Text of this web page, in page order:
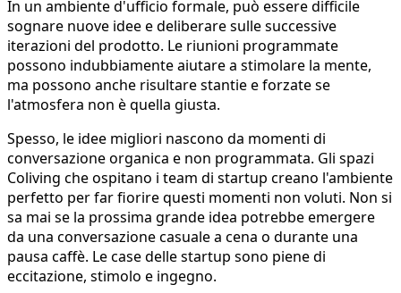
In un ambiente d'ufficio formale, può essere difficile
sognare nuove idee e deliberare sulle successive
iterazioni del prodotto. Le riunioni programmate
possono indubbiamente aiutare a stimolare la mente,
ma possono anche risultare stantie e forzate se
l'atmosfera non è quella giusta.
Spesso, le idee migliori nascono da momenti di
conversazione organica e non programmata. Gli spazi
Coliving che ospitano i team di startup creano l'ambiente
perfetto per far fiorire questi momenti non voluti. Non si
sa mai se la prossima grande idea potrebbe emergere
da una conversazione casuale a cena o durante una
pausa caffè. Le case delle startup sono piene di
eccitazione, stimolo e ingegno.